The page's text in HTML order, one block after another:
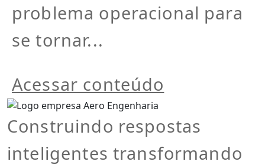
problema operacional para
se tornar...
Acessar conteúdo
Construindo respostas
inteligentes transformando